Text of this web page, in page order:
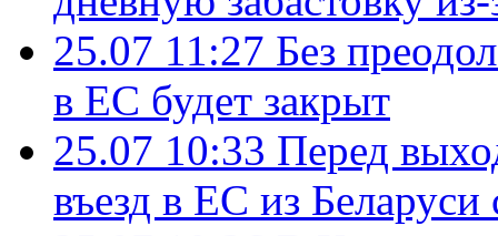
25.07 11:27 Без
в ЕС будет закрыт
25.07 10:33 Перед
въезд в ЕС из Беларуси